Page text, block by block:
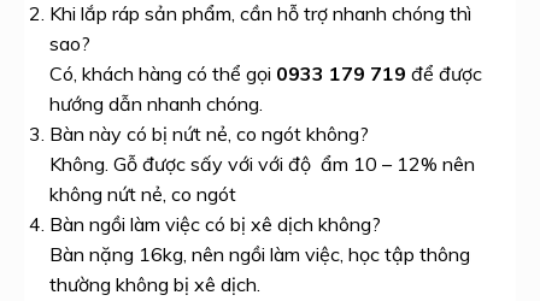
Khi lắp ráp sản phẩm, cần hỗ trợ nhanh chóng thì
sao?
Có, khách hàng có thể gọi 0933 179 719 để được
hướng dẫn nhanh chóng.
Bàn này có bị nứt nẻ, co ngót không?
Không. Gỗ được sấy với với độ ẩm 10 – 12% nên
không nứt nẻ, co ngót
Bàn ngồi làm việc có bị xê dịch không?
Bàn nặng 16kg, nên ngồi làm việc, học tập thông
thường không bị xê dịch.